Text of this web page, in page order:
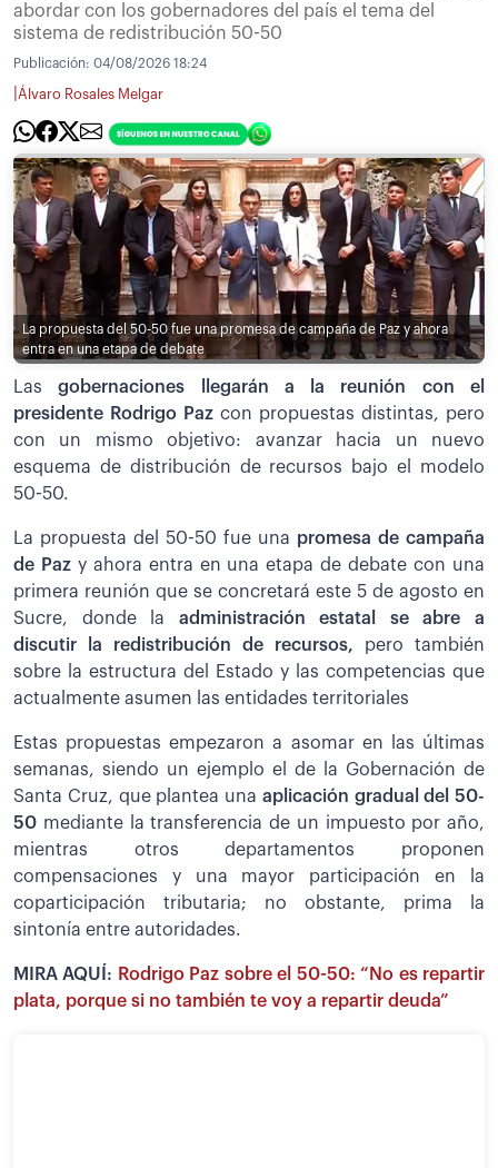
abordar con los gobernadores del país el tema del
sistema de redistribución 50-50
Publicación: 04/08/2026 18:24
Álvaro Rosales Melgar
La propuesta del 50-50 fue una promesa de campaña de Paz y ahora
entra en una etapa de debate
Lasgobernaciones llegarán a la reunión con el
presidente Rodrigo Paz con propuestas distintas, pero
con un mismo objetivo: avanzar hacia un nuevo
esquema de distribución de recursos bajo el modelo
50-50.
La propuesta del 50-50 fue una promesa de campaña
de Paz y ahora entra en una etapa de debate con una
primera reunión que se concretará este 5 de agosto en
Sucre, donde la administración estatal se abre a
discutir la redistribución de recursos, pero también
sobre la estructura del Estado y las competencias que
actualmente asumen las entidades territoriales
Estas propuestas empezaron a asomar en las últimas
semanas, siendo un ejemplo el de la Gobernación de
Santa Cruz, que plantea una aplicación gradual del 50-
50 mediante la transferencia de un impuesto por año,
mientras otros departamentos proponen
compensaciones y una mayor participación en la
coparticipación tributaria; no obstante, prima la
sintonía entre autoridades.
MIRA AQUÍ: Rodrigo Paz sobre el 50-50: “No es repartir
plata, porque si no también te voy a repartir deuda”